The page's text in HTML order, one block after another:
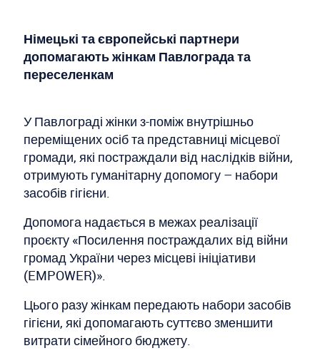
Німецькі та європейські партнери
допомагають жінкам Павлограда та
переселенкам
У Павлограді жінки з-поміж внутрішньо
переміщених осіб та представниці місцевої
громади, які постраждали від наслідків війни,
отримують гуманітарну допомогу – набори
засобів гігієни.
Допомога надається в межах реалізації
проєкту «Посилення постраждалих від війни
громад України через місцеві ініціативи
(EMPOWER)».
Цього разу жінкам передають набори засобів
гігієни, які допомагають суттєво зменшити
витрати сімейного бюджету.